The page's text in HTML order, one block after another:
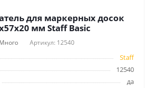
для маркерных досок
мм Staff Basic
Много Артикул: 12540
Staff
12540
да